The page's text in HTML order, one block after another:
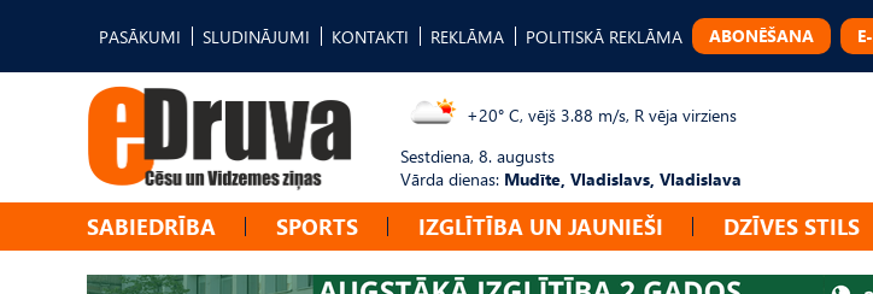
PASĀKUMI SLUDINĀJUMI KONTAKTI REKLĀMA POLITISKĀ REKLĀMA ABONĒŠANA
+20° C, vējš 3.88 m/s, R vēja virziens
Sestdiena, 8. augusts
Vārda dienas: Mudīte, Vladislavs, Vladislava
SABIEDRĪBA SPORTS IZGLĪTĪBA UN JAUNIEŠI DZĪVES STILS